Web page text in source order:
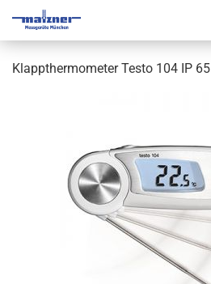
Klappthermometer Testo 104 IP 65